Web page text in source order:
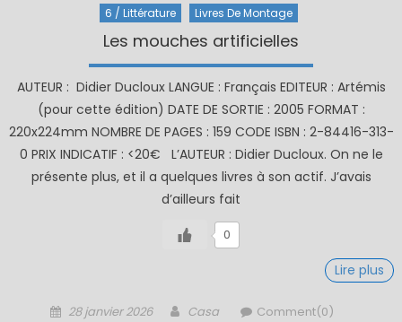
6 / Littérature Livres De Montage
Les mouches artificielles
AUTEUR : Didier Ducloux LANGUE : Français EDITEUR : Artémis
(pour cette édition) DATE DE SORTIE : 2005 FORMAT :
220x224mm NOMBRE DE PAGES : 159 CODE ISBN : 2-84416-313-
0 PRIX INDICATIF : <20€ L’AUTEUR : Didier Ducloux. On ne le
présente plus, et il a quelques livres à son actif. J’avais
d’ailleurs fait
0
Lire plus
Posted
28 janvier 2026 Author
Casa Comment(0)